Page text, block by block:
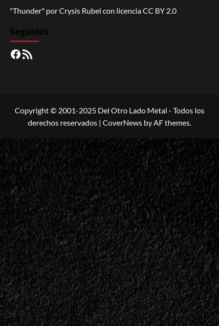
"Thunder" porCrysis Rubel con licenciaCC BY 2.0
Seguinos
Facebook
RSS
Copyright © 2001-2025 Del Otro Lado Metal - Todos los
derechos reservados | CoverNews by AF themes.